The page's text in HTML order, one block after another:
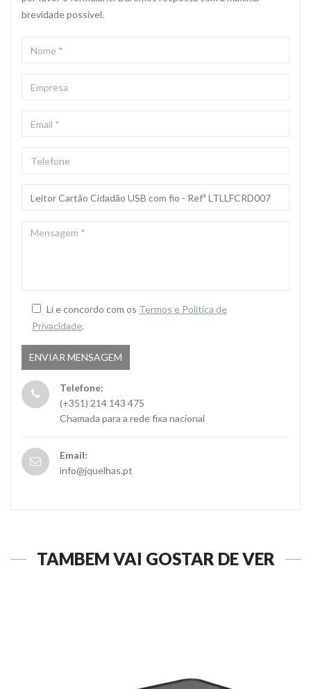
brevidade possivel.
Li e concordo com os Termos e Politica de
Privacidade.
Telefone:
(+351) 214 143 475
Chamada para a rede fixa nacional
Email:
info@jquelhas.pt
TAMBÉM VAI GOSTAR DE VER